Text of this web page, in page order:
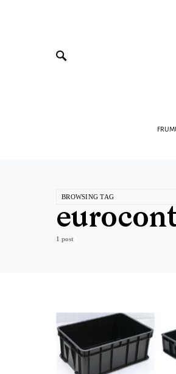
BROWSING TAG
1 post